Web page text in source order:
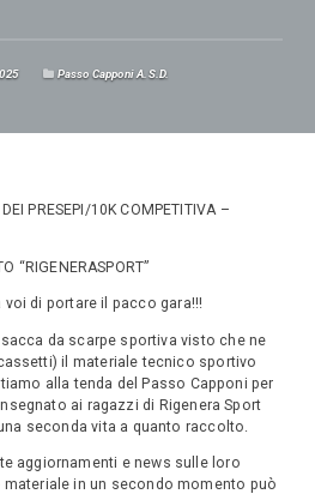
Passo Capponi A.S.D.
PRESEPI/10K COMPETITIVA –
“RIGENERASPORT”
voi di portare il pacco gara!!!
da scarpe sportiva visto che ne
il materiale tecnico sportivo
alla tenda del Passo Capponi per
ai ragazzi di Rigenera Sport
seconda vita a quanto raccolto.
aggiornamenti e news sulle loro
materiale in un secondo momento può